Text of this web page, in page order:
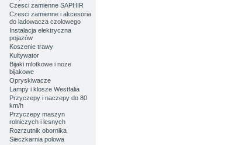
Czesci zamienne SAPHIR
Czesci zamienne i akcesoria
do ladowacza czolowego
Instalacja elektryczna
pojazów
Koszenie trawy
Kultywator
Bijaki mlotkowe i noze
bijakowe
Opryskiwacze
Lampy i klosze Westfalia
Przyczepy i naczepy do 80
km/h
Przyczepy maszyn
rolniczych i lesnych
Rozrzutnik obornika
Sieczkarnia polowa